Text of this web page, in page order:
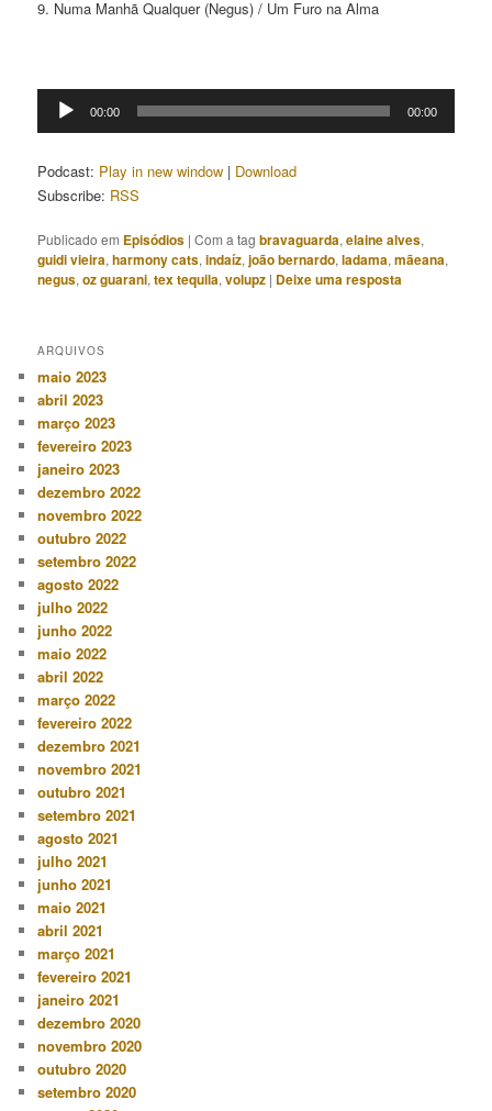
9. Numa Manhã Qualquer (Negus) / Um Furo na Alma
Tocador
00:00 00:00
Podcast: Play in new window | Download
Subscribe: RSS
Publicado em Episódios |Com a tagbravaguarda,elaine alves,
guidi vieira,harmony cats,indaíz,joão bernardo,ladama,mãeana,
negus,oz guarani,tex tequila,volupz | Deixe uma resposta
ARQUIVOS
maio 2023
abril 2023
março 2023
fevereiro 2023
janeiro 2023
dezembro 2022
novembro 2022
outubro 2022
setembro 2022
agosto 2022
julho 2022
junho 2022
maio 2022
abril 2022
março 2022
fevereiro 2022
dezembro 2021
novembro 2021
outubro 2021
setembro 2021
agosto 2021
julho 2021
junho 2021
maio 2021
abril 2021
março 2021
fevereiro 2021
janeiro 2021
dezembro 2020
novembro 2020
outubro 2020
setembro 2020